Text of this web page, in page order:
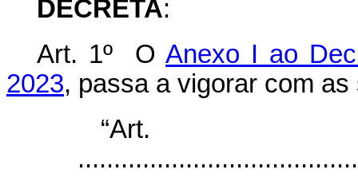
DECRETA:
Art. 1º OAnexo I ao
2023, passa a vigorar com